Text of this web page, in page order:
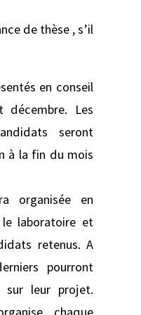
de thèse , s’il
en conseil
décembre. Les
seront
à la fin du mois
organisée en
laboratoire et
retenus. A
pourront
sur leur projet.